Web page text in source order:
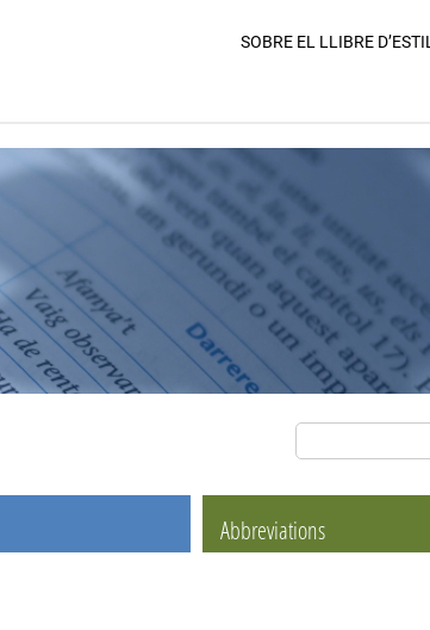
SOBRE EL LLIBRE D’ESTIL
Abbreviations